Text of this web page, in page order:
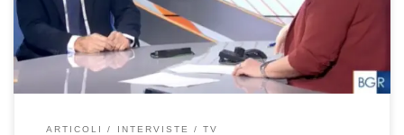
sempre più in soccorso della medicina ed in particolare
dell’ortopedia. Guarda l’intervista completa […]
ARTICOLI INTERVISTE TV